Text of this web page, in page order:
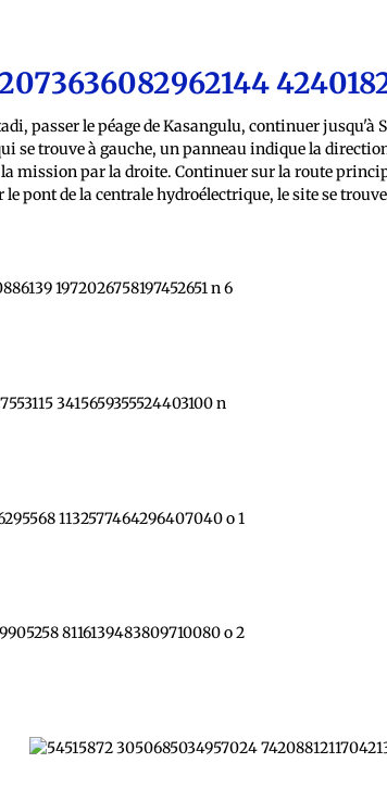
passer le péage de Kasangulu, continuer jusqu'à
se trouve à gauche, un panneau indique la
mission par la droite. Continuer sur la route
le pont de la centrale hydroélectrique, le site se